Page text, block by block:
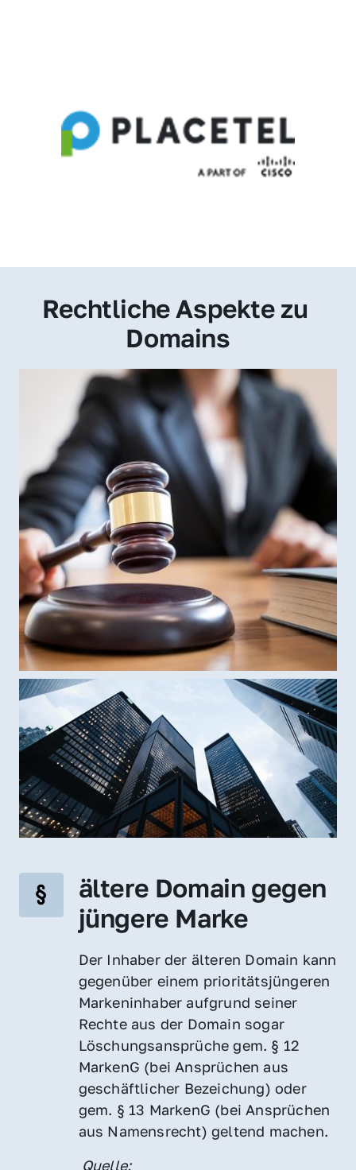
Rechtliche Aspekte zu
Domains
ältere Domain gegen
jüngere Marke
Der Inhaber der älteren Domain kann
gegenüber einem prioritätsjüngeren
Markeninhaber aufgrund seiner
Rechte aus der Domain sogar
Löschungsansprüche gem. § 12
MarkenG (bei Ansprüchen aus
geschäftlicher Bezeichung) oder
gem. § 13 MarkenG (bei Ansprüchen
aus Namensrecht) geltend machen.